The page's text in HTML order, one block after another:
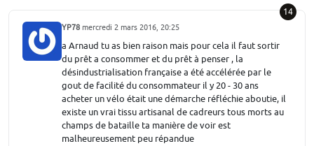
14
YP78 mercredi 2 mars 2016, 20:25
a Arnaud tu as bien raison mais pour cela il faut sortir
du prêt a consommer et du prêt à penser , la
désindustrialisation française a été accélérée par le
gout de facilité du consommateur il y 20 - 30 ans
acheter un vélo était une démarche réfléchie aboutie, il
existe un vrai tissu artisanal de cadreurs tous morts au
champs de bataille ta manière de voir est
malheureusement peu répandue